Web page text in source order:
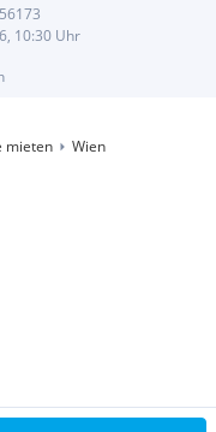
10:30Uhr
mieten
Wien